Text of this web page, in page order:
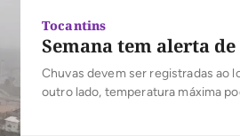
Tocantins
Semana tem alerta
Chuvas devem ser registradas ao
outro lado, temperatura máxima